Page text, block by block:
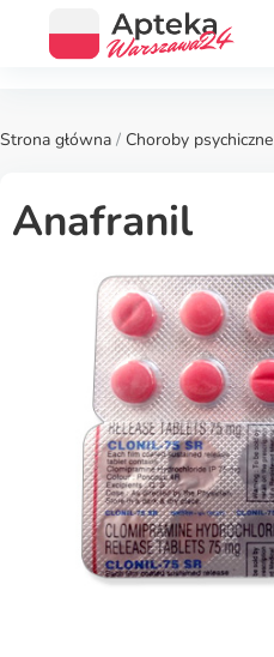
Strona główna / Choroby psychiczne
Anafranil